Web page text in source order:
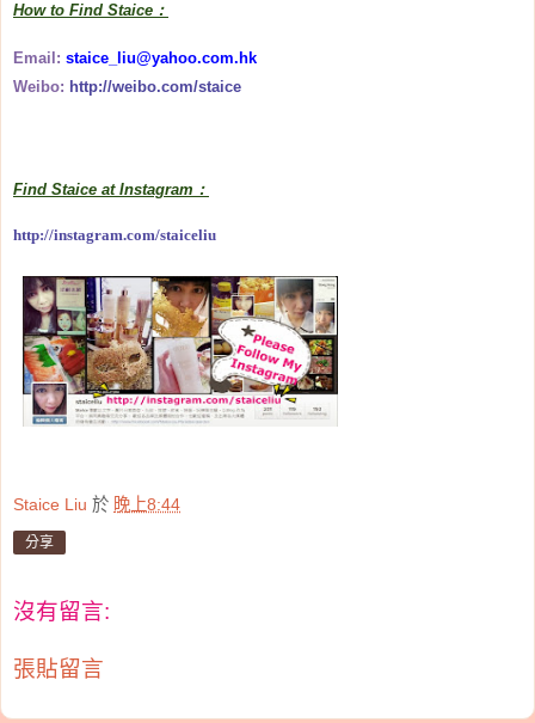
How to Find Staice：
Email: staice_liu@yahoo.com.hk
Weibo: http://weibo.com/staice
Find Staice at Instagram：
http://instagram.com/staiceliu
Staice Liu 於 晚上8:44
分享
沒有留言:
張貼留言